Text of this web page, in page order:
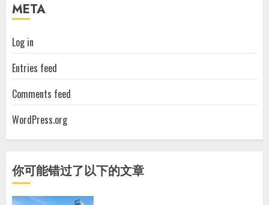
META
Log in
Entries feed
Comments feed
WordPress.org
你可能错过了以下的文章